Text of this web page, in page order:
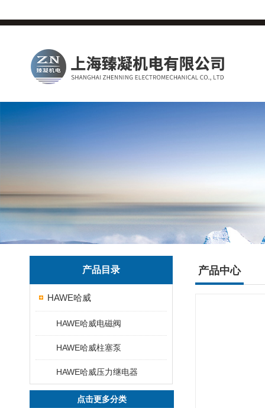
产品目录
HAWE哈威
HAWE哈威电磁阀
HAWE哈威柱塞泵
HAWE哈威压力继电器
点击更多分类
产品中心